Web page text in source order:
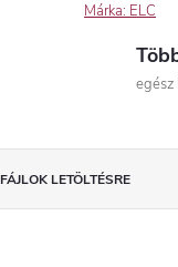
Márka: ELC
egész
FÁJLOK LETÖLTÉSRE